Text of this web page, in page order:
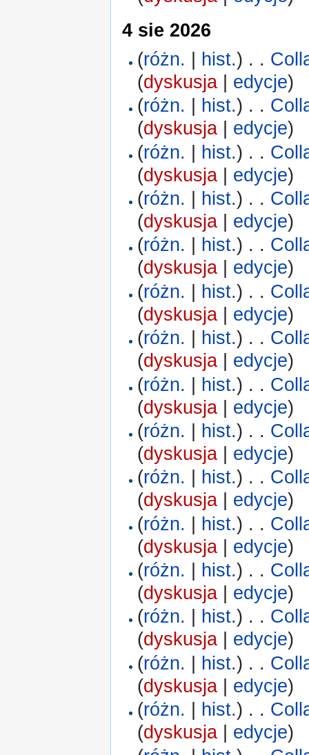
4 sie 2026
(różn. | hist.) . .
(dyskusja | edycje)
(różn. | hist.) . .
(dyskusja | edycje)
(różn. | hist.) . .
(dyskusja | edycje)
(różn. | hist.) . .
(dyskusja | edycje)
(różn. | hist.) . .
(dyskusja | edycje)
(różn. | hist.) . .
(dyskusja | edycje)
(różn. | hist.) . .
(dyskusja | edycje)
(różn. | hist.) . .
(dyskusja | edycje)
(różn. | hist.) . .
(dyskusja | edycje)
(różn. | hist.) . .
(dyskusja | edycje)
(różn. | hist.) . .
(dyskusja | edycje)
(różn. | hist.) . .
(dyskusja | edycje)
(różn. hist.) . .
(dyskusja edycje)
(różn. | hist.) . .
(dyskusja | edycje)
(różn. | hist.) . .
(dyskusja | edycje)